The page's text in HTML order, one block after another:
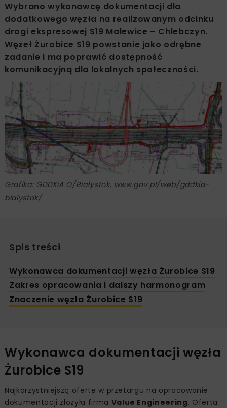
Wybrano wykonawcę dokumentacji dla
dodatkowego węzła na realizowanym odcinku
drogi ekspresowej S19 Malewice – Chlebczyn.
Węzeł Żurobice S19 powstanie jako odrębne
zadanie i ma poprawić dostępność
komunikacyjną dla lokalnych społeczności.
Grafika: GDDKiA O/Białystok, www.gov.pl/web/gddkia-
bialystok/
Spis treści
Wykonawca dokumentacji węzła Żurobice S19
Zakres opracowania i dalszy harmonogram
Znaczenie węzła Żurobice S19
Wykonawca dokumentacji węzła
Żurobice S19
Najkorzystniejszą ofertę w przetargu na opracowanie
dokumentacji złożyła firma Value Engineering. Oferta